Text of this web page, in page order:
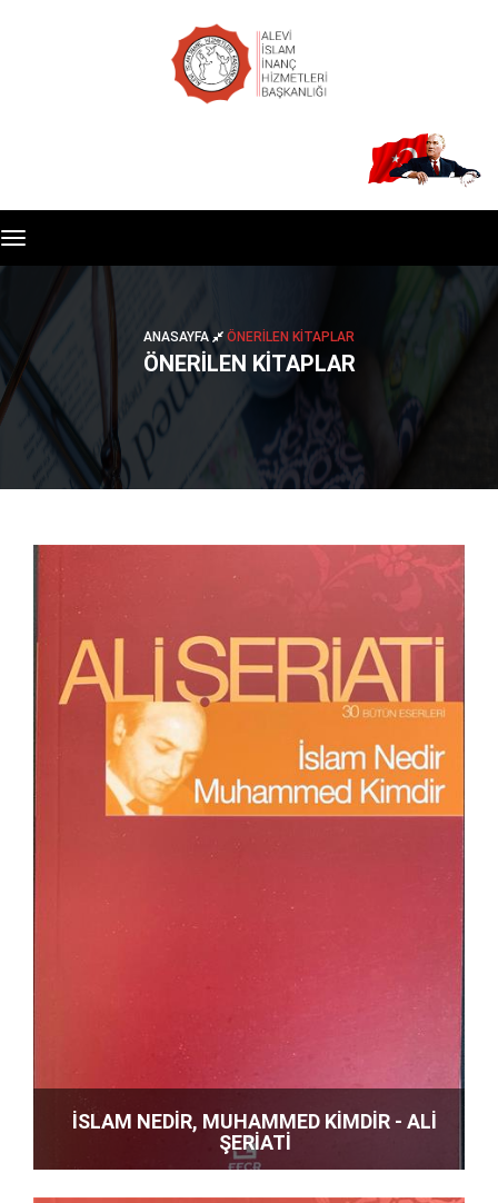
Toggle
navigation
ANASAYFA ÖNERİLEN KİTAPLAR
ÖNERİLEN KİTAPLAR
İSLAM NEDİR, MUHAMMED KİMDİR - ALİ
ŞERİATİ